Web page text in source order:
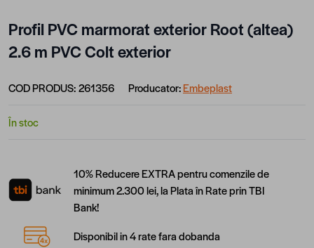
Profil PVC marmorat exterior Root (altea)
2.6 m PVC Colt exterior
COD PRODUS:261356 Producator:Embeplast
În stoc
10% Reducere EXTRA pentru comenzile de
minimum 2.300 lei, la Plata în Rate prin TBI
Bank!
Disponibil in 4 rate fara dobanda